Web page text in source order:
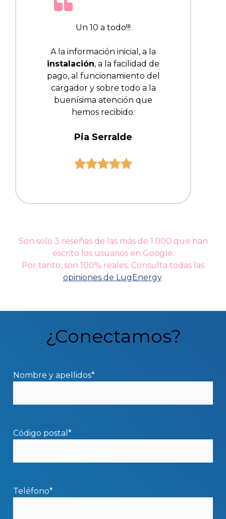
Un 10 a todo!!!
A la información inicial, a la
instalación, a la facilidad de
pago, al funcionamiento del
cargador y sobre todo a la
buenísima atención que
hemos recibido.
Pia Serralde
Son solo 3 reseñas de las más de 1.000 que han
escrito los usuarios en Google.
Por tanto, son 100% reales. Consulta todas las
opiniones de LugEnergy.
¿Conectamos?
Nombre y apellidos*
Código postal*
Teléfono*